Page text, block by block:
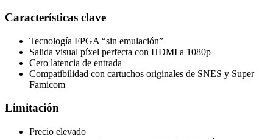
Características clave
Tecnología FPGA “sin emulación”
Salida visual píxel perfecta con HDMI a 1080p
Cero latencia de entrada
Compatibilidad con cartuchos originales de SNES y Super
Famicom
Limitación
Precio elevado